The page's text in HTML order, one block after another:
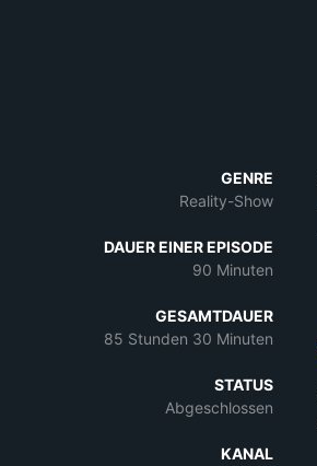
GENRE
Reality-Show
DAUER EINER EPISODE
90 Minuten
GESAMTDAUER
85 Stunden 30 Minuten
STATUS
Abgeschlossen
KANAL